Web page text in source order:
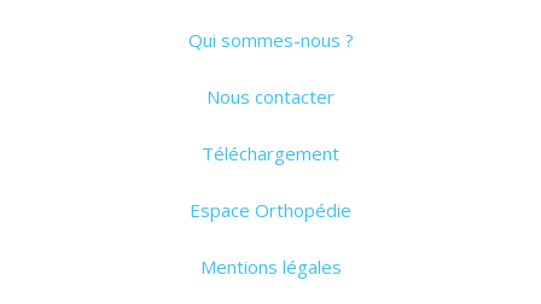
Qui sommes-nous ?
Nous contacter
Téléchargement
Espace Orthopédie
Mentions légales